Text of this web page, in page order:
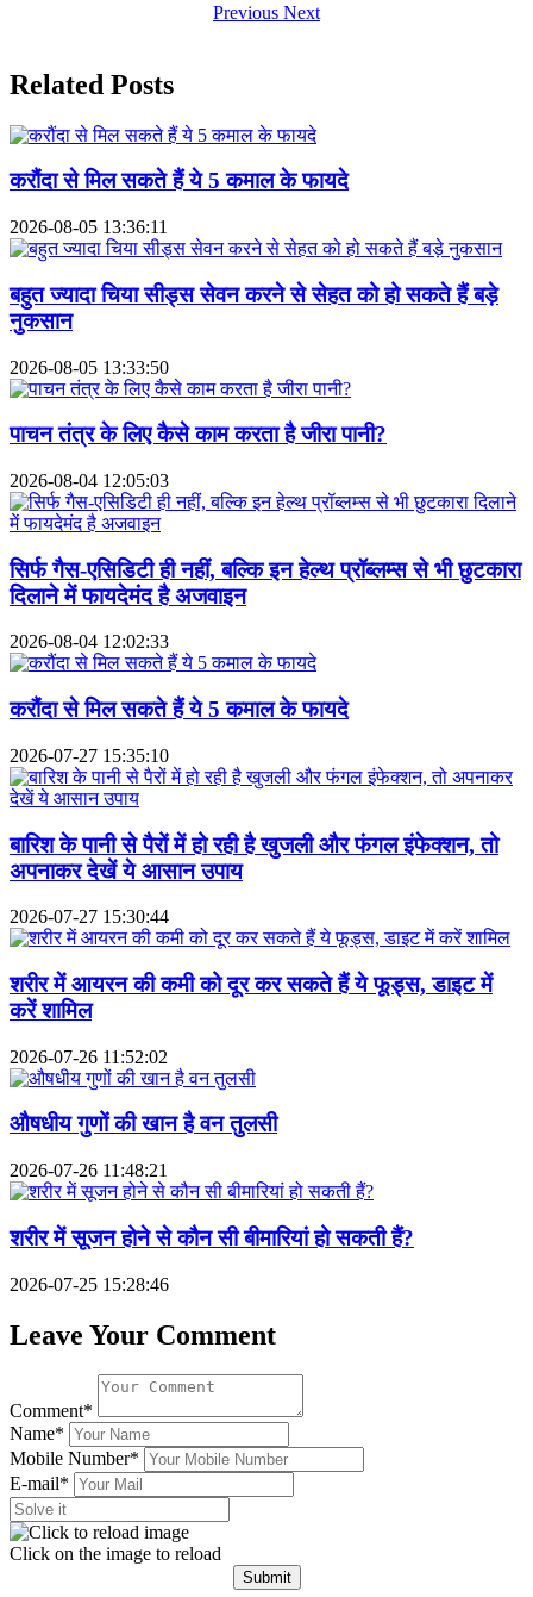
Previous Next
Related Posts
करौंदा से मिल सकते हैं ये 5 कमाल के फायदे
2026-08-05 13:36:11
बहुत ज्यादा चिया सीड्स सेवन करने से सेहत को हो सकते हैं बड़े
नुकसान
2026-08-05 13:33:50
पाचन तंत्र के लिए कैसे काम करता है जीरा पानी?
2026-08-04 12:05:03
सिर्फ गैस-एसिडिटी ही नहीं, बल्कि इन हेल्थ प्रॉब्लम्स से भी छुटकारा
दिलाने में फायदेमंद है अजवाइन
2026-08-04 12:02:33
करौंदा से मिल सकते हैं ये 5 कमाल के फायदे
2026-07-27 15:35:10
बारिश के पानी से पैरों में हो रही है खुजली और फंगल इंफेक्शन, तो
अपनाकर देखें ये आसान उपाय
2026-07-27 15:30:44
शरीर में आयरन की कमी को दूर कर सकते हैं ये फूड्स, डाइट में
करें शामिल
2026-07-26 11:52:02
औषधीय गुणों की खान है वन तुलसी
2026-07-26 11:48:21
शरीर में सूजन होने से कौन सी बीमारियां हो सकती हैं?
2026-07-25 15:28:46
Leave Your Comment
Comment*
Name*
Mobile Number*
E-mail*
Click on the image to reload
Submit